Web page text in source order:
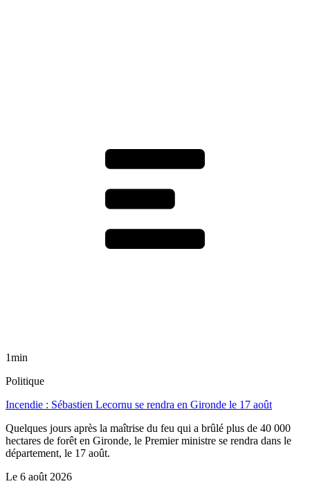
1min
Politique
Incendie : Sébastien Lecornu se rendra en Gironde le 17 août
Quelques jours après la maîtrise du feu qui a brûlé plus de 40 000
hectares de forêt en Gironde, le Premier ministre se rendra dans le
département, le 17 août.
Le 6 août 2026